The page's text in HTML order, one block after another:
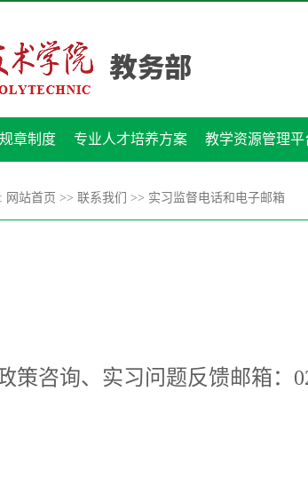
规章制度 专业人才培养方案 教学资源管理平
网站首页 >> 联系我们 >> 实习监督电话和电子邮箱
策咨询、实习问题反馈邮箱：